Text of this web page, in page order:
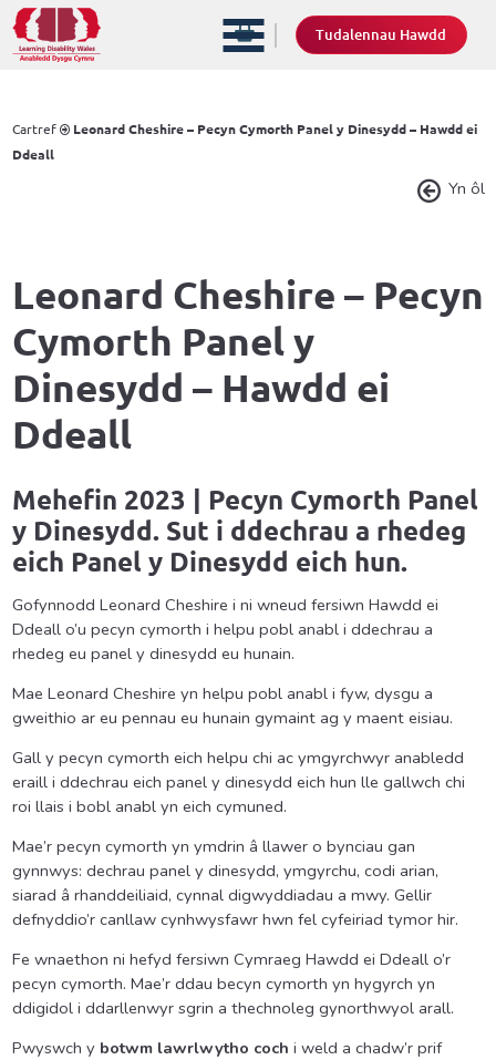
Tudalennau Hawdd
Cartref
Leonard Cheshire – Pecyn Cymorth Panel y Dinesydd – Hawdd ei
Ddeall
Yn ôl
Leonard Cheshire – Pecyn
Cymorth Panel y
Dinesydd – Hawdd ei
Ddeall
Mehefin 2023 | Pecyn Cymorth Panel
y Dinesydd. Sut i ddechrau a rhedeg
eich Panel y Dinesydd eich hun.
Gofynnodd Leonard Cheshire i ni wneud fersiwn Hawdd ei
Ddeall o’u pecyn cymorth i helpu pobl anabl i ddechrau a
rhedeg eu panel y dinesydd eu hunain.
Mae Leonard Cheshire yn helpu pobl anabl i fyw, dysgu a
gweithio ar eu pennau eu hunain gymaint ag y maent eisiau.
Gall y pecyn cymorth eich helpu chi ac ymgyrchwyr anabledd
eraill i ddechrau eich panel y dinesydd eich hun lle gallwch chi
roi llais i bobl anabl yn eich cymuned.
Mae’r pecyn cymorth yn ymdrin â llawer o bynciau gan
gynnwys: dechrau panel y dinesydd, ymgyrchu, codi arian,
siarad â rhanddeiliaid, cynnal digwyddiadau a mwy. Gellir
defnyddio’r canllaw cynhwysfawr hwn fel cyfeiriad tymor hir.
Fe wnaethon ni hefyd fersiwn Cymraeg Hawdd ei Ddeall o’r
pecyn cymorth. Mae’r ddau becyn cymorth yn hygyrch yn
ddigidol i ddarllenwyr sgrin a thechnoleg gynorthwyol arall.
Pwyswch y botwm lawrlwytho coch i weld a chadw’r prif